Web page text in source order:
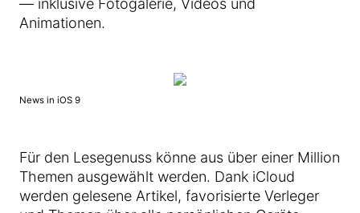
— inklusive Fotogalerie, Videos und
Animationen.
News in iOS 9
Für den Lesegenuss könne aus über einer Million
Themen ausgewählt werden. Dank iCloud
werden gelesene Artikel, favorisierte Verleger